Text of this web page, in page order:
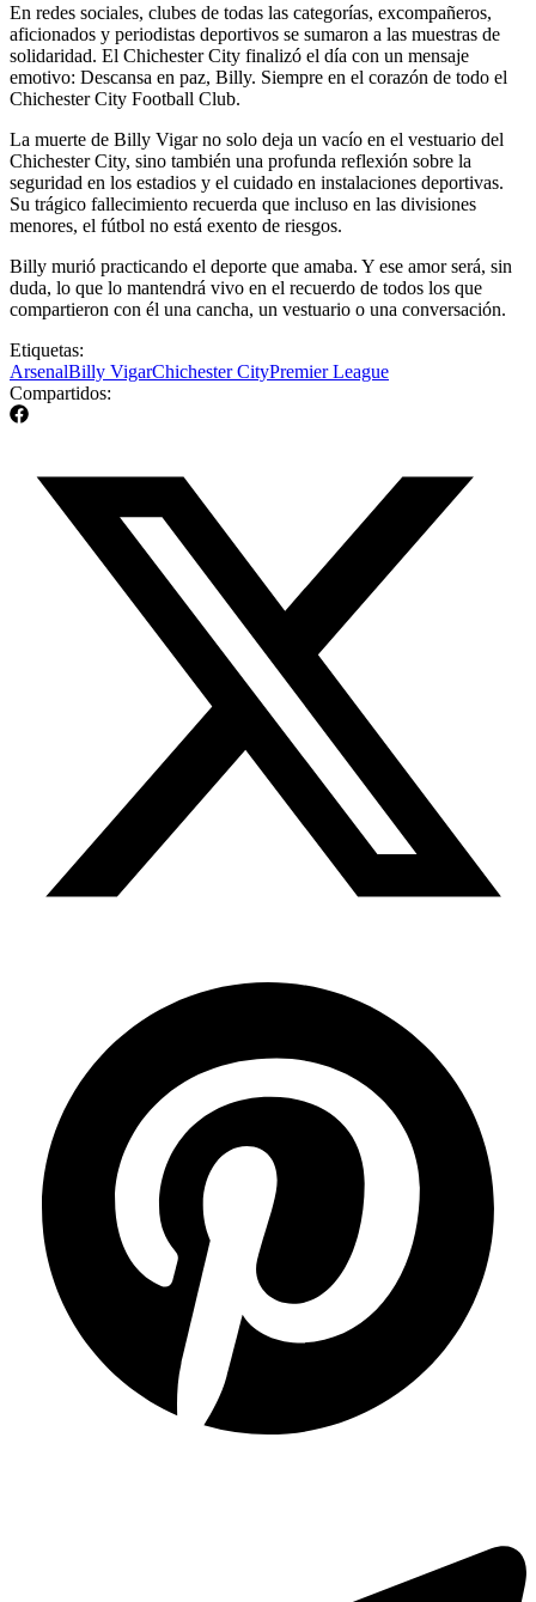
En redes sociales, clubes de todas las categorías, excompañeros,
aficionados y periodistas deportivos se sumaron a las muestras de
solidaridad. El Chichester City finalizó el día con un mensaje
emotivo: Descansa en paz, Billy. Siempre en el corazón de todo el
Chichester City Football Club.
La muerte de Billy Vigar no solo deja un vacío en el vestuario del
Chichester City, sino también una profunda reflexión sobre la
seguridad en los estadios y el cuidado en instalaciones deportivas.
Su trágico fallecimiento recuerda que incluso en las divisiones
menores, el fútbol no está exento de riesgos.
Billy murió practicando el deporte que amaba. Y ese amor será, sin
duda, lo que lo mantendrá vivo en el recuerdo de todos los que
compartieron con él una cancha, un vestuario o una conversación.
Etiquetas:
ArsenalBilly VigarChichester CityPremier League
Compartidos: